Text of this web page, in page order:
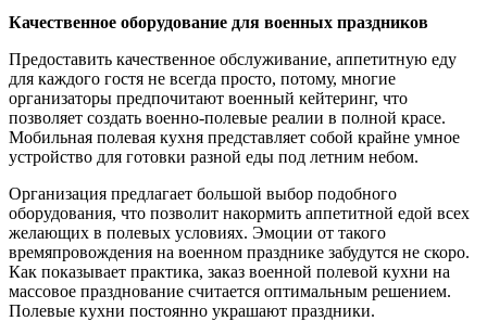
Качественное оборудование для военных праздников
Предоставить качественное обслуживание, аппетитную еду
для каждого гостя не всегда просто, потому, многие
организаторы предпочитают военный кейтеринг, что
позволяет создать военно-полевые реалии в полной красе.
Мобильная полевая кухня представляет собой крайне умное
устройство для готовки разной еды под летним небом.
Организация предлагает большой выбор подобного
оборудования, что позволит накормить аппетитной едой всех
желающих в полевых условиях. Эмоции от такого
времяпровождения на военном празднике забудутся не скоро.
Как показывает практика, заказ военной полевой кухни на
массовое празднование считается оптимальным решением.
Полевые кухни постоянно украшают праздники.